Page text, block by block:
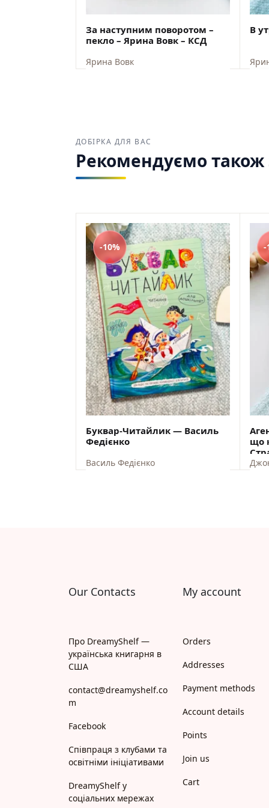
За наступним поворотом –
пекло – Ярина Вовк – КСД
Ярина Вовк
ДОБІРКА ДЛЯ ВАС
Рекомендуємо також
-10%
Буквар-Читайлик — Василь
Федієнко
Василь Федієнко
-
що
Our Contacts
Про DreamyShelf —
українська книгарня в
США
contact@dreamyshelf.co
m
Facebook
Співпраця з клубами та
освітніми ініціативами
DreamyShelf у
соціальних мережах
My account
Orders
Addresses
Payment methods
Account details
Points
Join us
Cart